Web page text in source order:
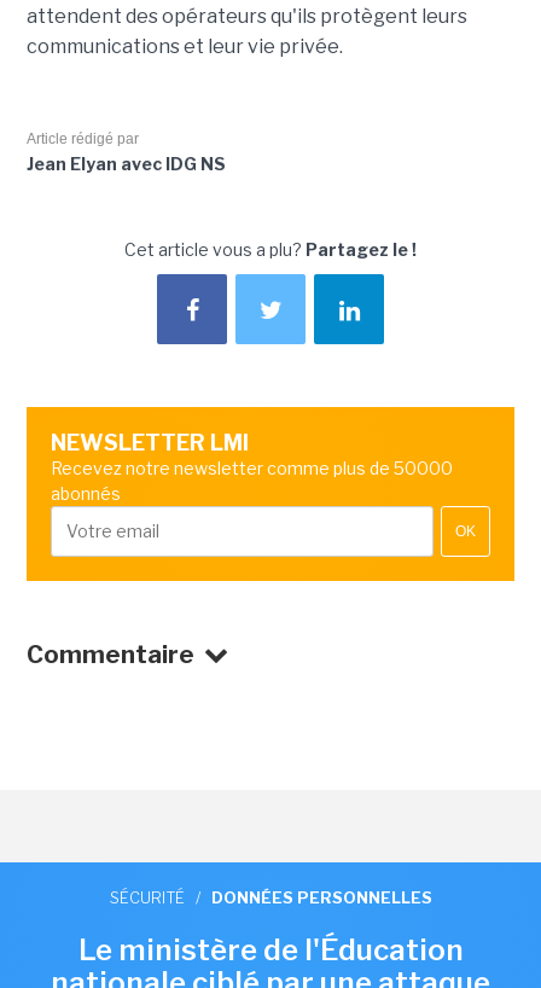
attendent des opérateurs qu'ils protègent leurs
communications et leur vie privée.
Article rédigé par
Jean Elyan avec IDG NS
Cet article vous a plu? Partagez le !
NEWSLETTER LMI
Recevez notre newsletter comme plus de 50000
abonnés
OK
Commentaire
SÉCURITÉ / DONNÉES PERSONNELLES
Le ministère de l'Éducation